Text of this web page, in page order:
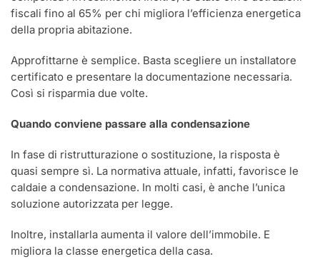
fiscali fino al 65% per chi migliora l’efficienza energetica
della propria abitazione.
Approfittarne è semplice. Basta scegliere un installatore
certificato e presentare la documentazione necessaria.
Così si risparmia due volte.
Quando conviene passare alla condensazione
In fase di ristrutturazione o sostituzione, la risposta è
quasi sempre sì. La normativa attuale, infatti, favorisce le
caldaie a condensazione. In molti casi, è anche l’unica
soluzione autorizzata per legge.
Inoltre, installarla aumenta il valore dell’immobile. E
migliora la classe energetica della casa.